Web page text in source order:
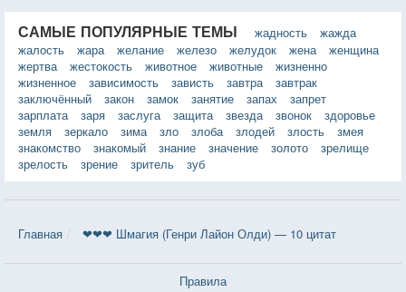
САМЫЕ ПОПУЛЯРНЫЕ ТЕМЫ жадность
жажда
жалость
жара желание железо желудок жена
женщина
жертва
жестокость животное животные
жизненно
жизненное
зависимость зависть завтра
завтрак
заключённый
закон замок занятие запах
запрет
зарплата
заря заслуга защита звезда звонок
здоровье
земля
зеркало зима зло злоба злодей злость
змея
знакомство
знакомый знание значение золото
зрелище
зрелость
зрение зритель зуб
Главная ❤❤❤ Шмагия (Генри Лайон Олди) — 10 цитат
Правила